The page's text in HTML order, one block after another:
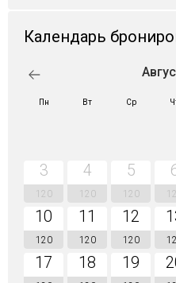
Календарь
Пн Вт Ср
3
120
4
120
5
120
10
120
11
120
12
120
17 18 19